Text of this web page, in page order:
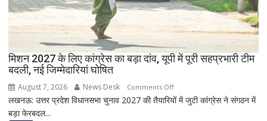
ने
से
दिया
इस्तीफा
मिशन 2027 के लिए कांग्रेस का बड़ा दांव, यूपी में पूरी सहप्रभारी टीम
बदली, नई जिम्मेदारियां घोषित
August 7, 2026 News Desk Comments Offon
मिशन
लखनऊ: उत्तर प्रदेश विधानसभा चुनाव 2027 की तैयारियों में जुटी कांग्रेस ने संगठन में
बड़ा फेरबदल...